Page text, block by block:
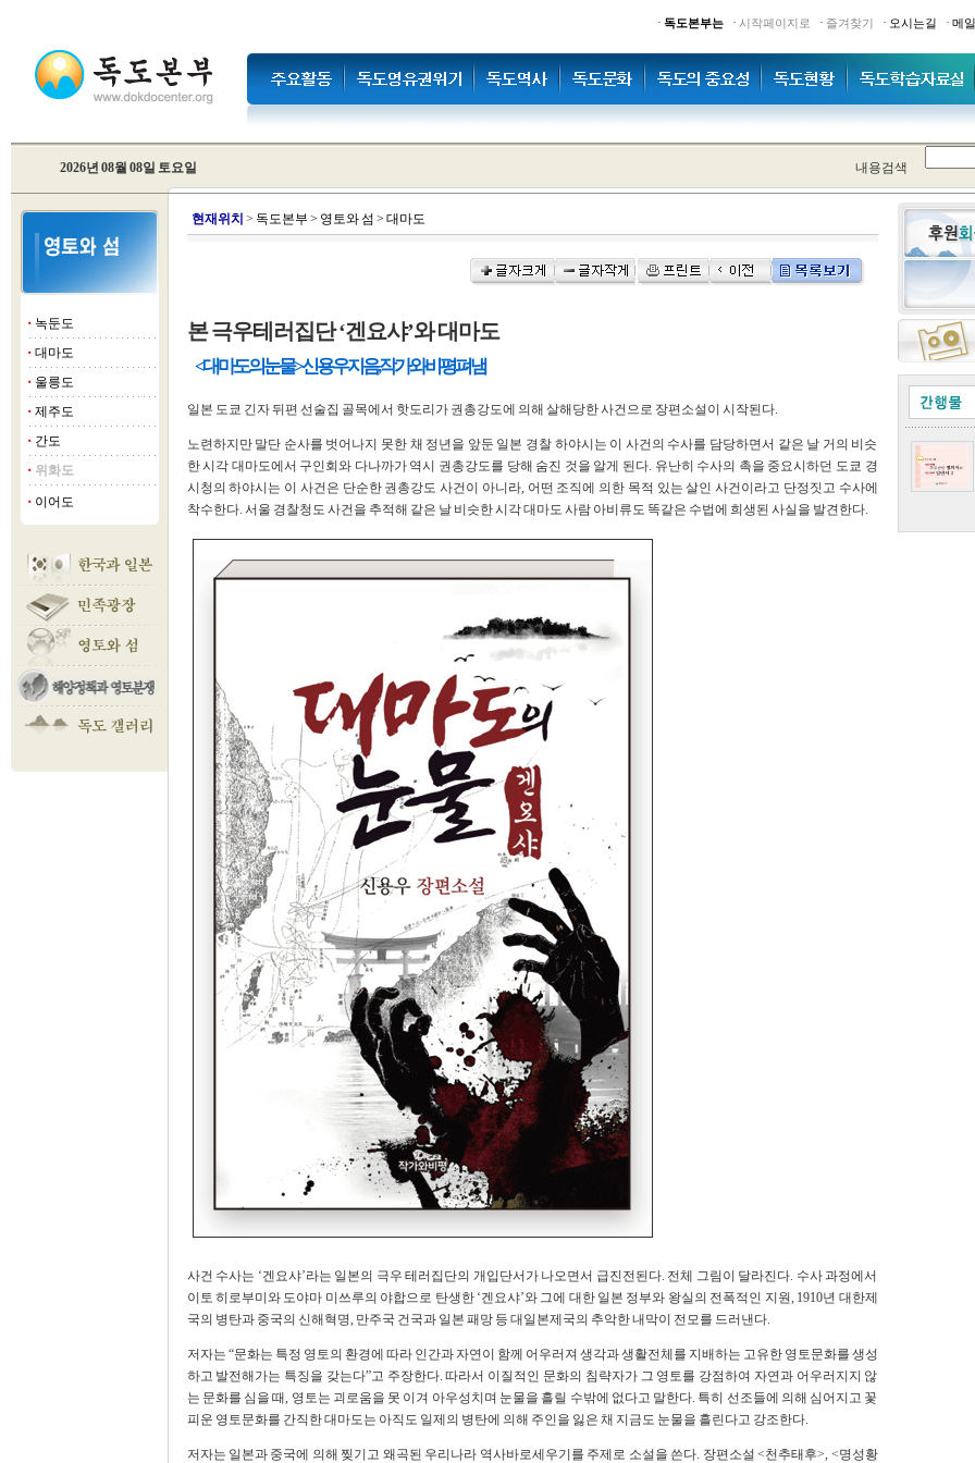
· 독도본부는 · 시작페이지로 · 즐겨찾기 · 오시는길 · 메
2026년 08월 08일 토요일 내용검색
■ 녹둔도
■ 대마도
■ 울릉도
■ 제주도
■ 간도
■ 위화도
■ 이어도
현재위치 > 독도본부 > 영토와 섬 > 대마도
본 극우테러집단 ‘겐요샤’와 대마도
<대마도의 눈물> 신용우 지음, 작가와 비평 펴냄
일본 도쿄 긴자 뒤편 선술집 골목에서 핫도리가 권총강도에 의해 살해당한 사건으로 장편소설이 시작된다.
노련하지만 말단 순사를 벗어나지 못한 채 정년을 앞둔 일본 경찰 하야시는 이 사건의 수사를 담당하면서 같은 날 거의 비슷
한 시각 대마도에서 구인회와 다나까가 역시 권총강도를 당해 숨진 것을 알게 된다. 유난히 수사의 촉을 중요시하던 도쿄 경
시청의 하야시는 이 사건은 단순한 권총강도 사건이 아니라, 어떤 조직에 의한 목적 있는 살인 사건이라고 단정짓고 수사에
착수한다. 서울 경찰청도 사건을 추적해 같은 날 비슷한 시각 대마도 사람 아비류도 똑같은 수법에 희생된 사실을 발견한다.
사건 수사는 ‘겐요샤’라는 일본의 극우 테러집단의 개입단서가 나오면서 급진전된다. 전체 그림이 달라진다. 수사 과정에서
이토 히로부미와 도야마 미쓰루의 야합으로 탄생한 ‘겐요샤’와 그에 대한 일본 정부와 왕실의 전폭적인 지원, 1910년 대한제
국의 병탄과 중국의 신해혁명, 만주국 건국과 일본 패망 등 대일본제국의 추악한 내막이 전모를 드러낸다.
저자는 “문화는 특정 영토의 환경에 따라 인간과 자연이 함께 어우러져 생각과 생활전체를 지배하는 고유한 영토문화를 생성
하고 발전해가는 특징을 갖는다”고 주장한다. 따라서 이질적인 문화의 침략자가 그 영토를 강점하여 자연과 어우러지지 않
는 문화를 심을 때, 영토는 괴로움을 못 이겨 아우성치며 눈물을 흘릴 수밖에 없다고 말한다. 특히 선조들에 의해 심어지고 꽃
피운 영토문화를 간직한 대마도는 아직도 일제의 병탄에 의해 주인을 잃은 채 지금도 눈물을 흘린다고 강조한다.
저자는 일본과 중국에 의해 찢기고 왜곡된 우리나라 역사바로세우기를 주제로 소설을 쓴다. 장편소설 <천추태후>, <명성황